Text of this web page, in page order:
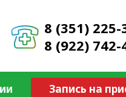
8 (351) 225-
8 (922) 742-
Запись на